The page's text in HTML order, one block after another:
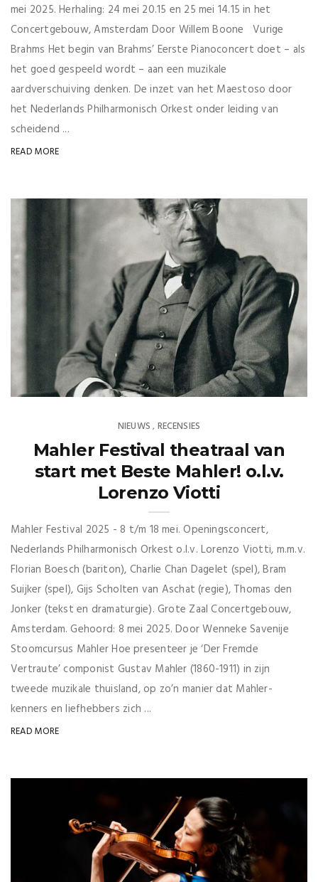
mei 2025. Herhaling: 24 mei 20.15 en 25 mei 14.15 in het
Concertgebouw, Amsterdam Door Willem Boone Vurige
Brahms Het begin van Brahms’ Eerste Pianoconcert doet – als
het goed gespeeld wordt – aan een muzikale
aardverschuiving denken. De inzet van het Maestoso door
het Nederlands Philharmonisch Orkest onder leiding van
scheidend ...
READ MORE
NIEUWS , RECENSIES
Mahler Festival theatraal van
start met Beste Mahler! o.l.v.
Lorenzo Viotti
Mahler Festival 2025 - 8 t/m 18 mei. Openingsconcert,
Nederlands Philharmonisch Orkest o.l.v. Lorenzo Viotti, m.m.v.
Florian Boesch (bariton), Charlie Chan Dagelet (spel), Bram
Suijker (spel), Gijs Scholten van Aschat (regie), Thomas den
Jonker (tekst en dramaturgie). Grote Zaal Concertgebouw,
Amsterdam. Gehoord: 8 mei 2025. Door Wenneke Savenije
Stoomcursus Mahler Hoe presenteer je ‘Der Fremde
Vertraute’ componist Gustav Mahler (1860-1911) in zijn
tweede muzikale thuisland, op zo’n manier dat Mahler-
kenners en liefhebbers zich ...
READ MORE